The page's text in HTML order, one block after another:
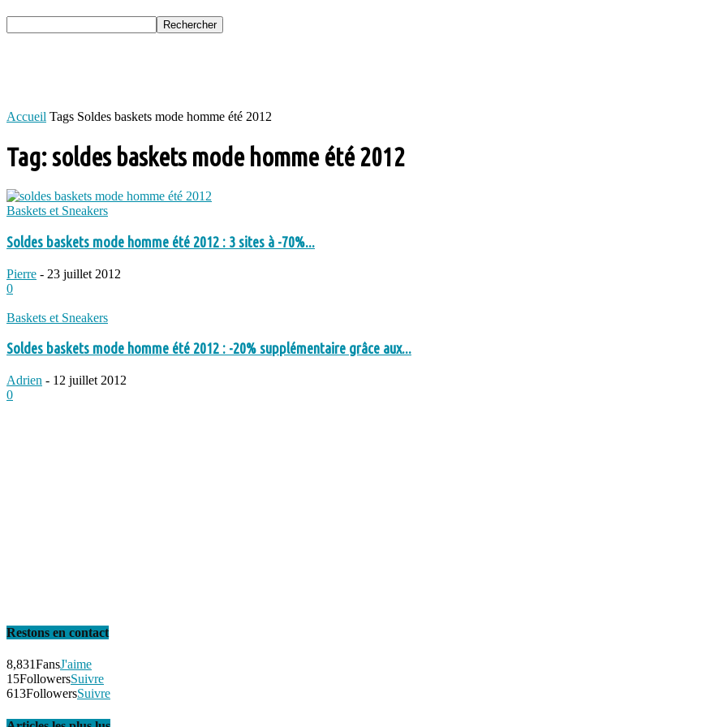
Accueil Tags Soldes baskets mode homme été 2012
Tag: soldes baskets mode homme été 2012
Baskets et Sneakers
Soldes baskets mode homme été 2012 : 3 sites à -70%...
Pierre - 23 juillet 2012
0
Baskets et Sneakers
Soldes baskets mode homme été 2012 : -20% supplémentaire grâce aux...
Adrien - 12 juillet 2012
0
Restons en contact
8,831FansJ'aime
15FollowersSuivre
613FollowersSuivre